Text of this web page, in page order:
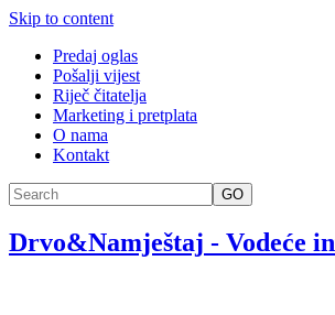
Skip to content
Predaj oglas
Pošalji vijest
Riječ čitatelja
Marketing i pretplata
O nama
Kontakt
GO
Drvo&Namještaj - Vodeće